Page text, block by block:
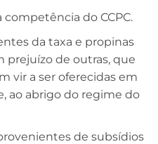
do CCPC.
da taxa e propinas
prejuízo de outras, que
vir a ser oferecidas em
ao abrigo do regime do
de subsídios